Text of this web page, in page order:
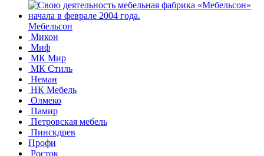
Мебельсон
Микон
Миф
МК Мир
МК Стиль
Неман
НК Мебель
Олмеко
Памир
Петровская мебель
Пинскдрев
Профи
Росток